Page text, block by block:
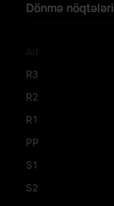
Dönmə nöqtələri
Ad
R3
R2
R1
PP
S1
S2